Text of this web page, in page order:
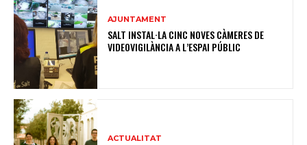
AJUNTAMENT
SALT INSTAL·LA CINC NOVES CÀMERES DE
VIDEOVIGILÀNCIA A L’ESPAI PÚBLIC
ACTUALITAT